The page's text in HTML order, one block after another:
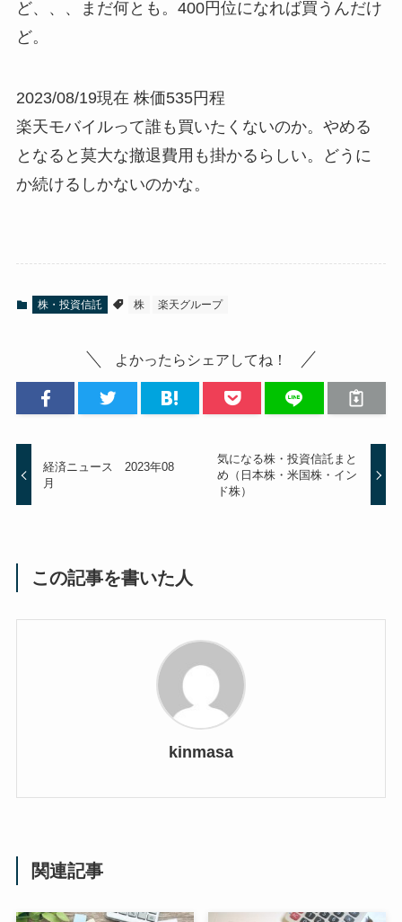
ど、、、まだ何とも。400円位になれば買うんだけ
ど。
2023/08/19現在 株価535円程
楽天モバイルって誰も買いたくないのか。やめる
となると莫大な撤退費用も掛かるらしい。どうに
か続けるしかないのかな。
株・投資信託 株 楽天グループ
よかったらシェアしてね！
経済ニュース 2023年08
月
気になる株・投資信託まと
め（日本株・米国株・イン
ド株）
この記事を書いた人
kinmasa
関連記事